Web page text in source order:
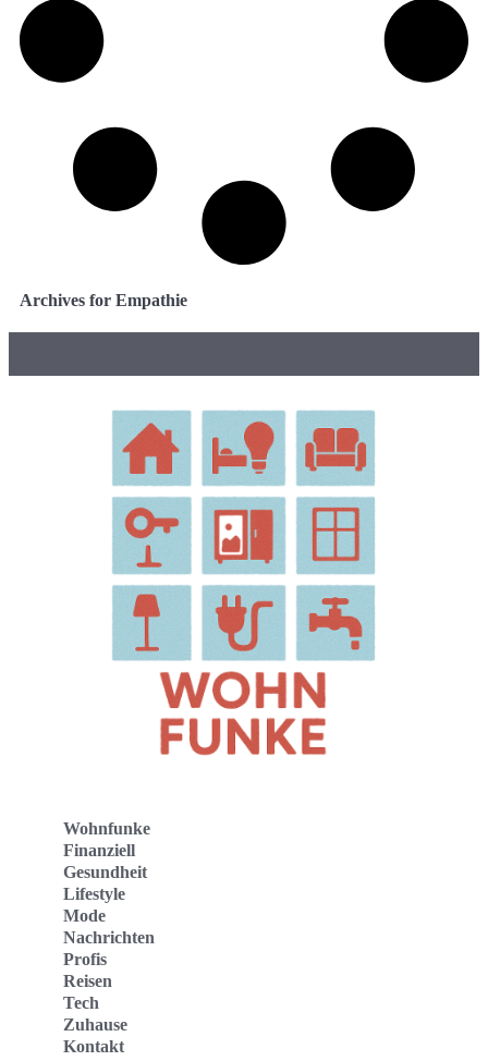
Archives for Empathie
Wohnfunke
Finanziell
Gesundheit
Lifestyle
Mode
Nachrichten
Profis
Reisen
Tech
Zuhause
Kontakt